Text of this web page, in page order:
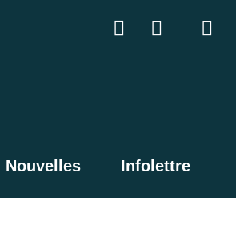
Nouvelles Infolettre